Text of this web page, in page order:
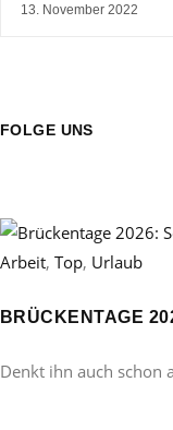
13. November 2022
FOLGE UNS
Arbeit, Top, Urlaub
BRÜCKENTAGE
Denkt ihn auch schon